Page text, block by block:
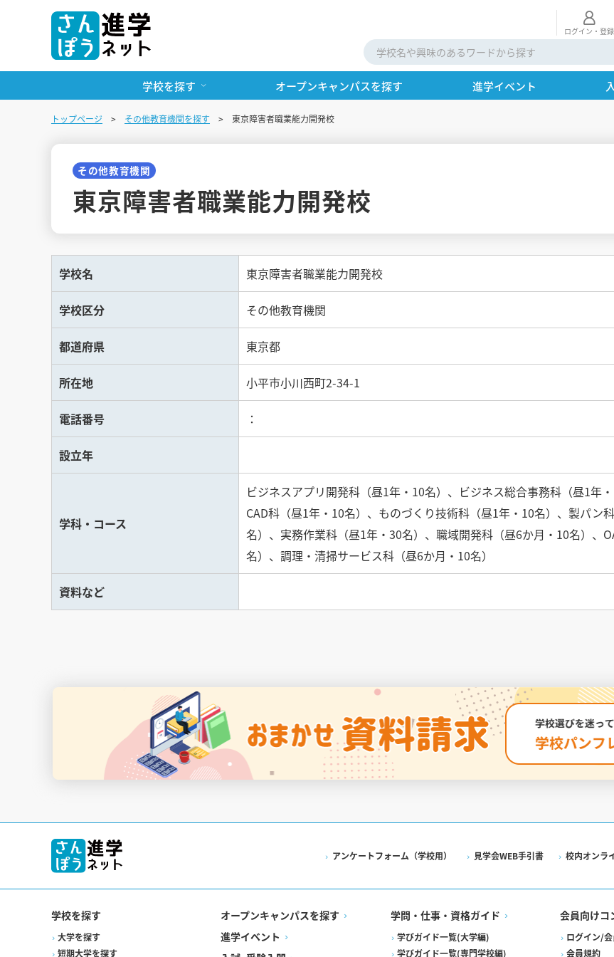
ログイン・登録
学校を探す オープンキャンパスを探す 進学イベント
トップページ その他教育機関を探す 東京障害者職業能力開発校
その他教育機関
東京障害者職業能力開発校
学校名 東京障害者職業能力開発校
学校区分 その他教育機関
都道府県 東京都
所在地 小平市小川西町2-34-1
電話番号 ：
設立年
学科・コース
ビジネスアプリ開発科（昼1年・10名）、ビジネス総合事務科（昼1年
CAD科（昼1年・10名）、ものづくり技術科（昼1年・10名）、製パン
名）、実務作業科（昼1年・30名）、職域開発科（昼6か月・10名）、
名）、調理・清掃サービス科（昼6か月・10名）
資料など
アンケートフォーム（学校用） 見学会WEB手引書 校内オンラ
学校を探す
大学を探す
短期大学を探す
オープンキャンパスを探す
進学イベント
学問・仕事・資格ガイド
学びガイド一覧(大学編)
学びガイド一覧(専門学校編)
会員向けコ
ログイン/
会員規約